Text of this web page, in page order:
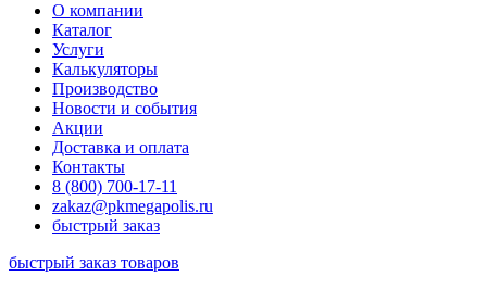
О компании
Каталог
Услуги
Калькуляторы
Производство
Новости и события
Акции
Доставка и оплата
Контакты
8 (800) 700-17-11
zakaz@pkmegapolis.ru
быстрый заказ
быстрый заказ товаров